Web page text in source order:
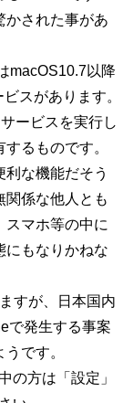
かされた事があ
macOS10.7以降
スがあります。
ービスを実行し
るものです。
な機能だそう
関係な他人とも
スマホ等の中に
にもなりかねな
すが、日本国内
で発生する事案
です。
の方は「設定」